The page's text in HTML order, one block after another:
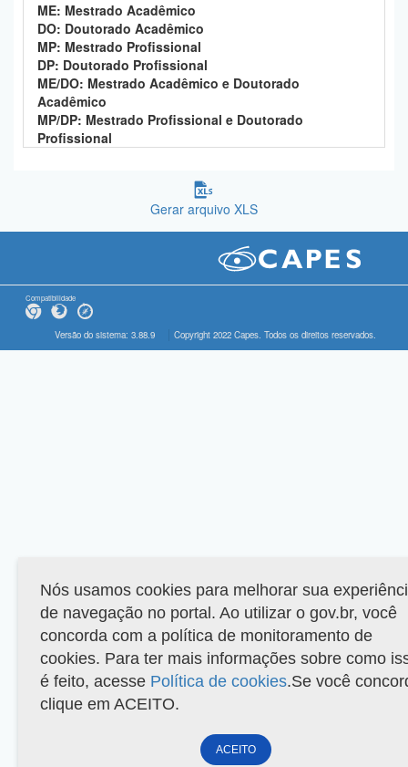
ME: Mestrado Acadêmico
DO: Doutorado Acadêmico
MP: Mestrado Profissional
DP: Doutorado Profissional
ME/DO: Mestrado Acadêmico e Doutorado
Acadêmico
MP/DP: Mestrado Profissional e Doutorado
Profissional
Gerar arquivo XLS
Compatibilidade
Versão do sistema: 3.88.9 Copyright 2022 Capes. Todos os direitos reservados.
Nós usamos cookies para melhorar sua
de navegação no portal. Ao utilizar o gov.br, você
concorda com a política de monitoramento de
cookies. Para ter mais informações sobre como
é feito, acesse Política de cookies.Se você
clique em ACEITO.
ACEITO